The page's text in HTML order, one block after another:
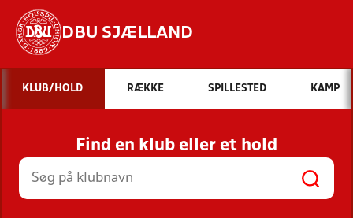
DBU SJÆLLAND
Hvad vil du søge efter?
INDHOLD OG NYHEDER
STILLINGER, RESULTATER, KLUBBER OG
HOLD
KLUB/HOLD RÆKKE SPILLESTED KAMP
Find en klub eller et hold